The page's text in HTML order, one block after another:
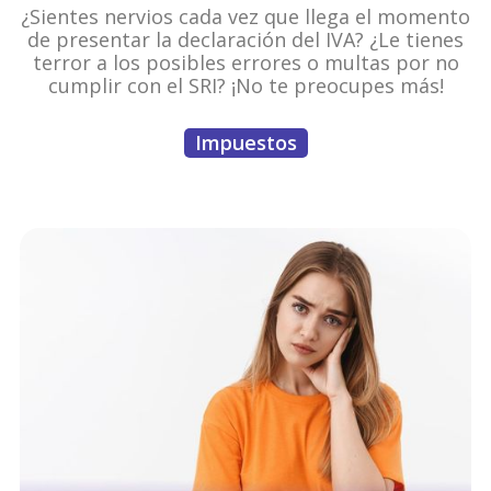
¿Sientes nervios cada vez que llega el momento
de presentar la declaración del IVA? ¿Le tienes
terror a los posibles errores o multas por no
cumplir con el SRI? ¡No te preocupes más!
Impuestos